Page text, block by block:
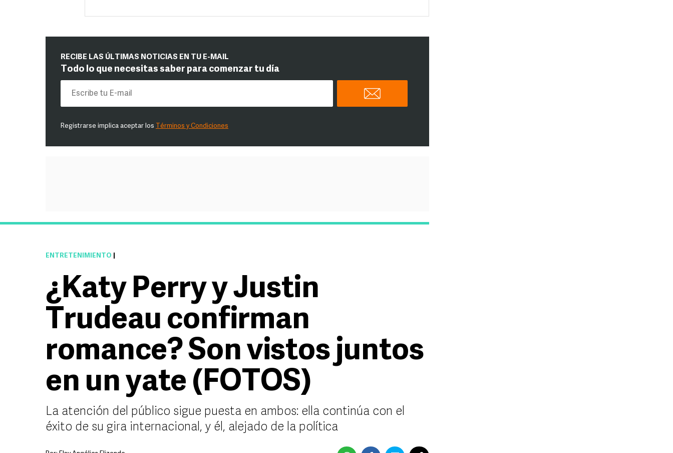
RECIBE LAS ÚLTIMAS NOTICIAS EN TU E-MAIL
Todo lo que necesitas saber para comenzar tu día
Registrarse implica aceptar los Términos y Condiciones
ENTRETENIMIENTO
¿Katy Perry y Justin
Trudeau confirman
romance? Son vistos juntos
en un yate (FOTOS)
La atención del público sigue puesta en ambos: ella continúa con el
éxito de su gira internacional, y él, alejado de la política